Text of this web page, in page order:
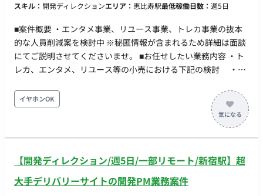
スキル： 開発ディレクションエリア： 恵比寿駅最低稼働日数： 週5日
■案件概要 ・エンタメ事業、リユース事業、トレカ事業の抜本
的な人員削減案を検討中 ※秘匿情報が含まれるため詳細は面談
にてご説明させてくださいませ。 ■お任せしたい業務内容 ・ト
レカ、エンタメ、リユース等の小売における下記の検討 ・既
いはそれに近い抜本的に売り方を変える構想 ■働き方 ・稼働時
間：1日8時間×週5日 ・リモート頻度：フルリモート ※都内店
舗の見学を稀にお願いいたします。（1ヶ月に23日） ・貸与
品：PC貸与
イヤホンOK
【開発ディレクション/週5日/一部リモート/新宿駅】超
大手デリバリーサイトの開発PM業務案件